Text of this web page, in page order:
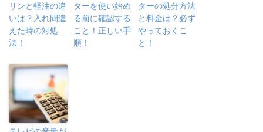
リンと軽油の違
いは？入れ間違
えた時の対処
法！
ターを使い始め
る前に確認する
こと！正しい手
順！
ターの処分方法
と料金は？必ず
やっておくこ
と！